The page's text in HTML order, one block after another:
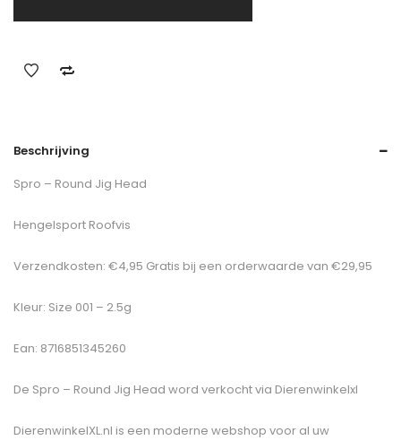
Beschrijving
Spro – Round Jig Head
Hengelsport Roofvis
Verzendkosten: €4,95 Gratis bij een orderwaarde van €29,95
Kleur: Size 001 – 2.5g
Ean: 8716851345260
De Spro – Round Jig Head word verkocht via Dierenwinkelxl
DierenwinkelXL.nl is een moderne webshop voor al uw